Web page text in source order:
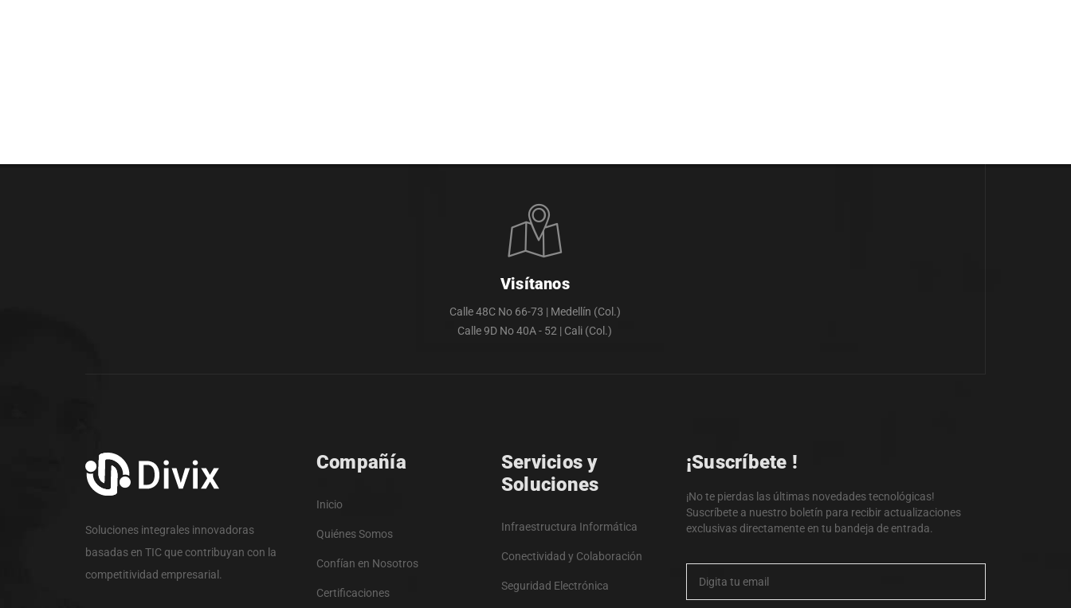
Visítanos
Calle 48C No 66-73 | Medellín (Col.)
Calle 9D No 40A - 52 | Cali (Col.)
Soluciones integrales innovadoras
basadas en TIC que contribuyan con la
competitividad empresarial.
Compañía
Inicio
Quiénes Somos
Confían en Nosotros
Certificaciones
Servicios y
Soluciones
Infraestructura Informática
Conectividad y Colaboración
Seguridad Electrónica
¡Suscríbete !
¡No te pierdas las últimas novedades tecnológicas!
Suscríbete a nuestro boletín para recibir actualizaciones
exclusivas directamente en tu bandeja de entrada.